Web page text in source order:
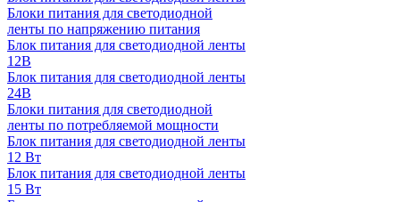
Блоки питания для светодиодной
ленты по напряжению питания
Блок питания для светодиодной ленты
12В
Блок питания для светодиодной ленты
24В
Блоки питания для светодиодной
ленты по потребляемой мощности
Блок питания для светодиодной ленты
12 Вт
Блок питания для светодиодной ленты
15 Вт